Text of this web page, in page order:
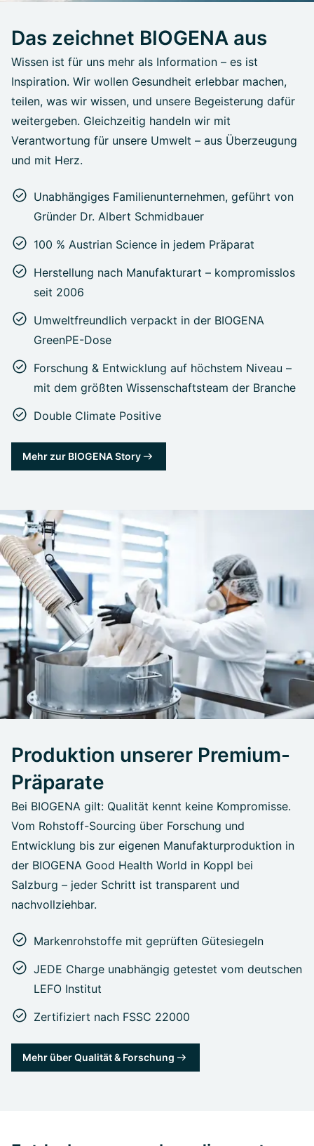
Das zeichnet BIOGENA aus
Wissen ist für uns mehr als Information – es ist
Inspiration. Wir wollen Gesundheit erlebbar machen,
teilen, was wir wissen, und unsere Begeisterung dafür
weitergeben. Gleichzeitig handeln wir mit
Verantwortung für unsere Umwelt – aus Überzeugung
und mit Herz.
Unabhängiges Familienunternehmen, geführt von
Gründer Dr. Albert Schmidbauer
100 % Austrian Science in jedem Präparat
Herstellung nach Manufakturart – kompromisslos
seit 2006
Umweltfreundlich verpackt in der BIOGENA
GreenPE-Dose
Forschung & Entwicklung auf höchstem Niveau –
mit dem größten Wissenschaftsteam der Branche
Double Climate Positive
Mehr zur BIOGENA Story
Produktion unserer Premium-
Präparate
Bei BIOGENA gilt: Qualität kennt keine Kompromisse.
Vom Rohstoff-Sourcing über Forschung und
Entwicklung bis zur eigenen Manufakturproduktion in
der BIOGENA Good Health World in Koppl bei
Salzburg – jeder Schritt ist transparent und
nachvollziehbar.
Markenrohstoffe mit geprüften Gütesiegeln
JEDE Charge unabhängig getestet vom deutschen
LEFO Institut
Zertifiziert nach FSSC 22000
Mehr über Qualität & Forschung